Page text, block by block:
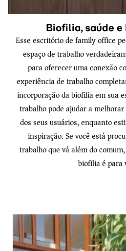
Biofilia, saúde e
Esse escritório de family office
espaço de trabalho
para oferecer uma conexão
experiência de trabalho
incorporação da biofilia em sua
trabalho pode ajudar a
dos seus usuários, enquanto
inspiração. Se você está
trabalho que vá além do
biofilia é para